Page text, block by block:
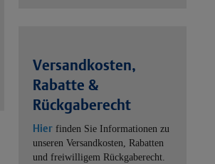
Versandkosten,
Rabatte &
Rückgaberecht
Hier finden Sie Informationen zu
unseren Versandkosten, Rabatten
und freiwilligem Rückgaberecht.